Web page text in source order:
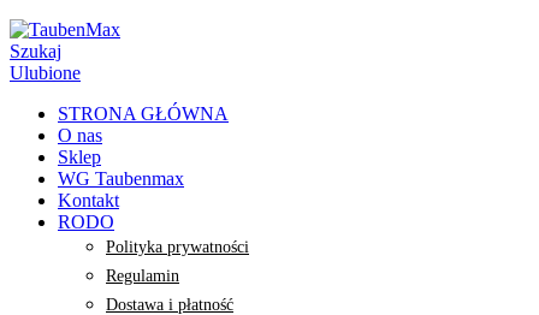
Szukaj
Ulubione
STRONA GŁÓWNA
O nas
Sklep
WG Taubenmax
Kontakt
RODO
Polityka prywatności
Regulamin
Dostawa i płatność